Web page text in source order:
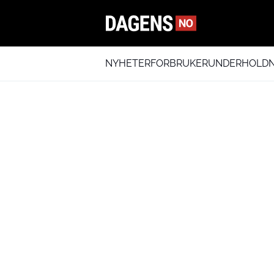
NYHETERFORBRUKER